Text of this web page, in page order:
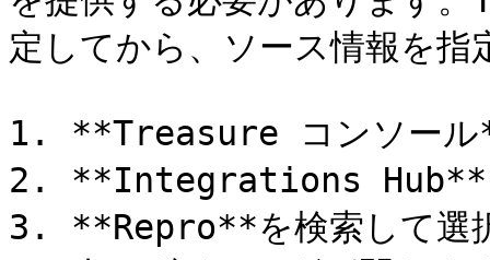
定してから、ソース情報を指
1. **Treasure コンソール
2. **Integrations Hub**
3. **Repro**を検索して選